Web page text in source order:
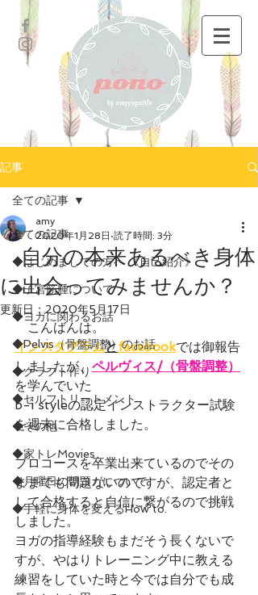
記事
全ての記事
◆はじめましての方へ 《自己紹介》
◆子宮筋腫について
◆ヨガに関わるお話
◆Pelvis（骨盤調整）のお話
◆クラフト作り
◆セルフトリートメント
◆その他
◆家トレMovies
◆月曜日の朝ヨガについて
◆手軽に身体を変えるHow to.
全ての記事
自分の本来あるべき身体
に出会ってみませんか？
amy
2020年1月28日 読了時間: 3分
更新日：2020年5月17日
こんばんは。
インスタグラムとfacebookでは御報告
しましたが、 ペルヴィス/（骨盤調整）
を学んでいた
b-i styleの認定インストラクター試験
を週末に合格しました。
プロコースを卒業出来ているのでその
ままでも問題ないのですが、認定者と
して合格すると自信に繋がるので挑戦
しました。
ヨガの指導経験もまだそう長くないで
すが、やはりトレーニング中に教える
練習をしていた時と今では自分でも成